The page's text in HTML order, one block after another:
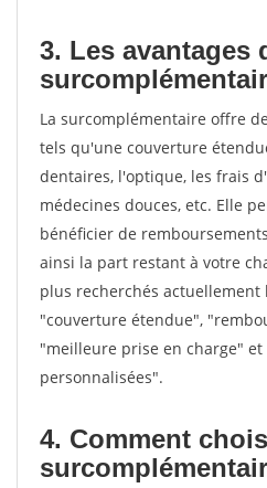
3. Les avantages
La surcomplémentaire offre
tels qu'une couverture
dentaires, l'optique, les frais
médecines douces, etc. Elle
bénéficier de
ainsi la part restant à votre
plus recherchés actuellement
"couverture étendue",
"meilleure prise en charge" et
personnalisées".
4. Comment